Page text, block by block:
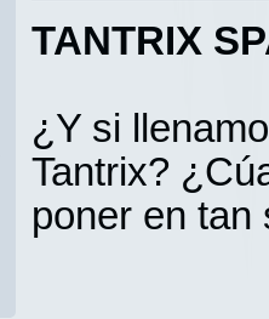
TANTRIX
¿Y si
Tantrix?
poner en